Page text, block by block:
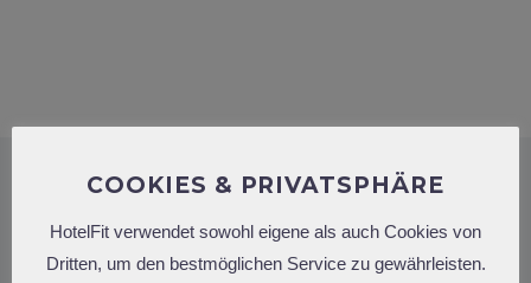
LOREM IPSUM DOLOR
COOKIES & PRIVATSPHÄRE
HotelFit verwendet sowohl eigene als auch Cookies von
Dritten, um den bestmöglichen Service zu gewährleisten.